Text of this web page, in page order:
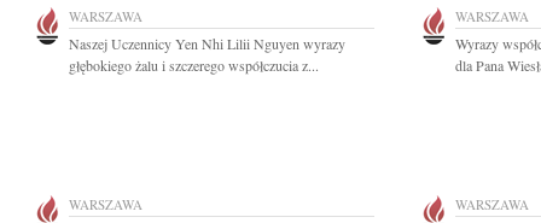
WARSZAWA
Naszej Uczennicy Yen Nhi Lilii Nguyen wyrazy
głębokiego żalu i szczerego współczucia z...
WARSZAWA
Wyrazy
dla Pana
WARSZAWA WARSZAWA